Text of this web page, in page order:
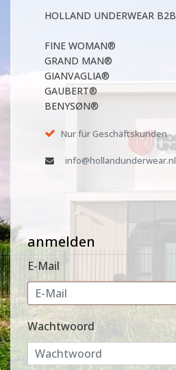
HOLLAND UNDERWEAR B2B
FINE WOMAN®
GRAND MAN®
GIANVAGLIA®
GAUBERT®
BENYSØN®
Nur für Geschäftskunden
info@hollandunderwear.nl
anmelden
E-Mail
Wachtwoord